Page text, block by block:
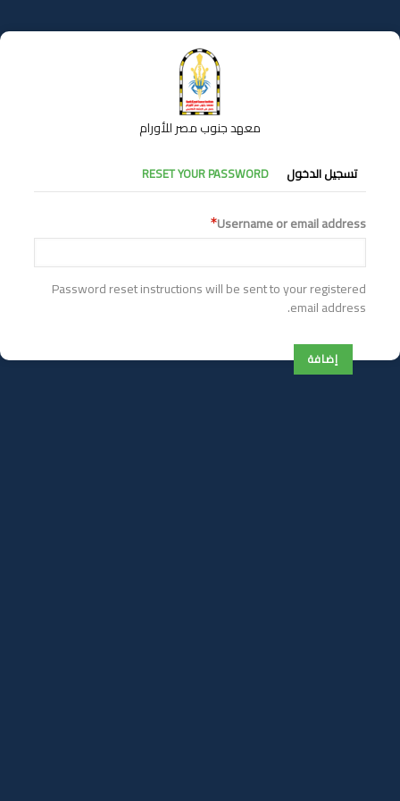
إلى
المحتوى
معهد جنوب مصر للأورام
التبويبات
الأساسية
تسجيل الدخول RESET YOUR PASSWORD
Username or email address
Password reset instructions will be sent to your registered
email address.